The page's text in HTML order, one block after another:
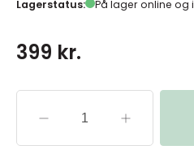
Lagerstatus: På lager online og i
399 kr.